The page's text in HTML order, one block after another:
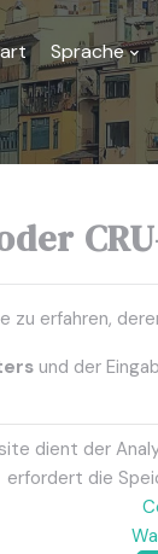
Sprache
zu erfahren,
und der
es für Sie
wenn Sie
dient der
erfordert die